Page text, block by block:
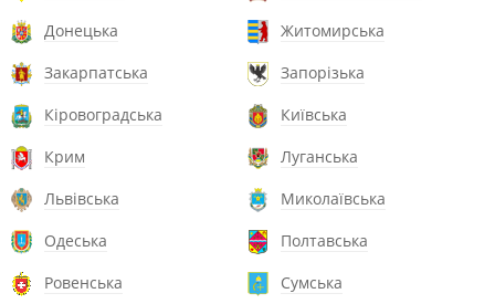
Донецька
Житомирська
Закарпатська
Запорізька
Кіровоградська
Київська
Крим
Луганська
Львівська
Миколаївська
Одеська
Полтавська
Ровенська
Сумська